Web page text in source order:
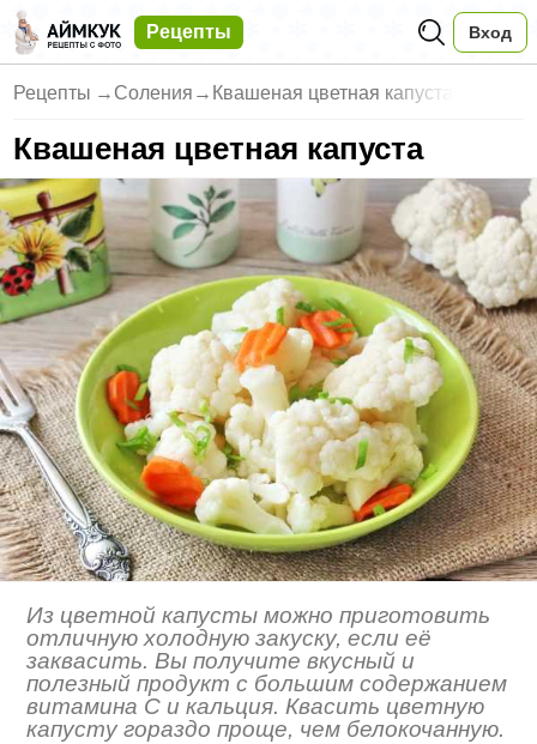
Рецепты Вход
Рецепты → Соления → Квашеная цветная капуста
Квашеная цветная капуста
Из цветной капусты можно приготовить
отличную холодную закуску, если её
заквасить. Вы получите вкусный и
полезный продукт с большим содержанием
витамина С и кальция. Квасить цветную
капусту гораздо проще, чем белокочанную.